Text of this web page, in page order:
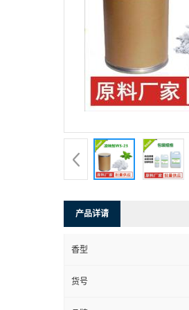
产品详请
香型
货号